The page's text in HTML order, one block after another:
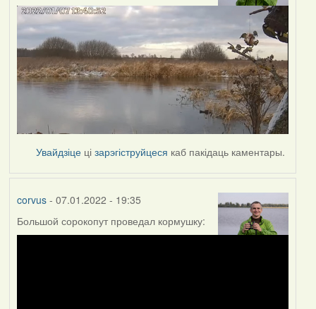
Увайдзіце цізарэгіструйцеся каб пакідаць каментары.
corvus- 07.01.2022 - 19:35
Большой сорокопут проведал кормушку: